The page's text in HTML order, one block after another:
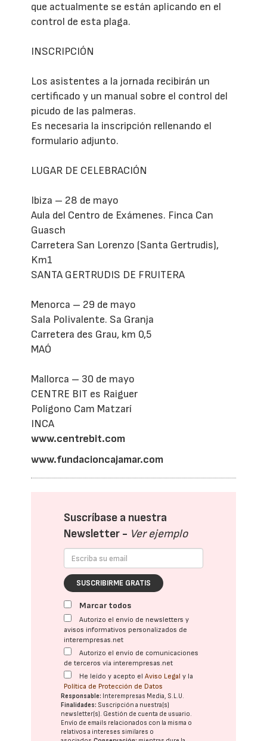
que actualmente se están aplicando en el
control de esta plaga.
INSCRIPCIÓN
Los asistentes a la jornada recibirán un
certificado y un manual sobre el control del
picudo de las palmeras.
Es necesaria la inscripción rellenando el
formulario adjunto.
LUGAR DE CELEBRACIÓN
Ibiza – 28 de mayo
Aula del Centro de Exámenes. Finca Can
Guasch
Carretera San Lorenzo (Santa Gertrudis),
Km1
SANTA GERTRUDIS DE FRUITERA
Menorca – 29 de mayo
Sala Polivalente. Sa Granja
Carretera des Grau, km 0,5
MAÓ
Mallorca – 30 de mayo
CENTRE BIT es Raiguer
Polígono Cam Matzarí
INCA
www.centrebit.com
www.fundacioncajamar.com
Suscríbase a nuestra
Newsletter - Ver ejemplo
SUSCRIBIRME GRATIS
Marcar todos
Autorizo el envío de newsletters y
avisos informativos personalizados de
interempresas.net
Autorizo el envío de comunicaciones
de terceros vía interempresas.net
He leído y acepto elAviso Legal y la
Política de Protección de Datos
Responsable: Interempresas Media, S.L.U.
Finalidades: Suscripción a nuestra(s)
newsletter(s). Gestión de cuenta de usuario.
Envío de emails relacionados con la misma o
relativos a intereses similares o